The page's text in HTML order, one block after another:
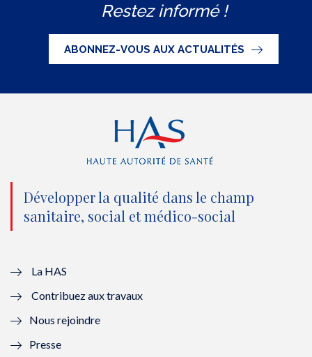
i
t
t
e
n
o
u
l
l
c
e
b
o
o
k
(
n
o
e
u
t
u
b
e
(
n
o
u
n
k
e
d
(
n
o
Restez informé !
ABONNEZ-VOUS AUX ACTUALITÉS
Développer la qualité dans le champ
sanitaire, social et médico-social
La HAS
Contribuez aux travaux
Nous rejoindre
Presse